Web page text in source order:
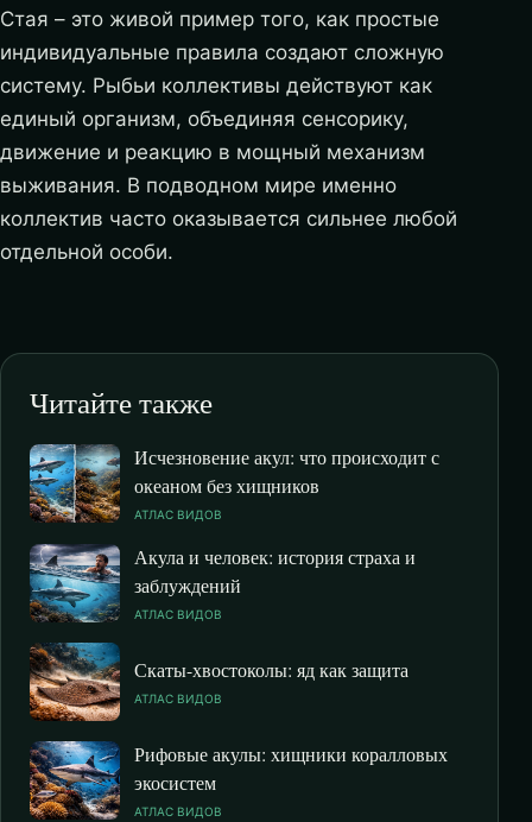
Стая – это живой пример того, как простые
индивидуальные правила создают сложную
систему. Рыбьи коллективы действуют как
единый организм, объединяя сенсорику,
движение и реакцию в мощный механизм
выживания. В подводном мире именно
коллектив часто оказывается сильнее любой
отдельной особи.
Читайте также
Исчезновение акул: что происходит с
океаном без хищников
АТЛАС ВИДОВ
Акула и человек: история страха и
заблуждений
АТЛАС ВИДОВ
Скаты-хвостоколы: яд как защита
АТЛАС ВИДОВ
Рифовые акулы: хищники коралловых
экосистем
АТЛАС ВИДОВ